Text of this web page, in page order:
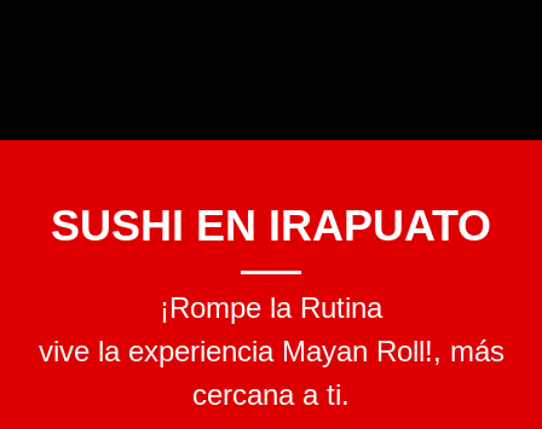
SUSHI EN IRAPUATO
¡Rompe la Rutina
vive la experiencia Mayan Roll!, más
cercana a ti.